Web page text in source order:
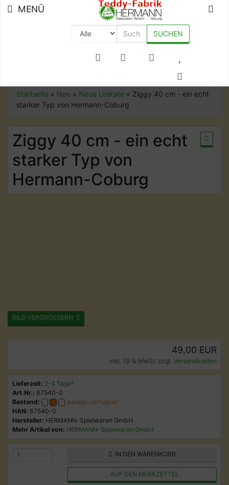
+49 (0) 9561-8590-0
MENÜ
SUCHEN
Startseite » Neu » Neue Unikate » Ziggy 40 cm - ein echt
starker Typ von Hermann-Coburg
Ziggy 40 cm - ein echt
starker Typ von
Hermann-Coburg
BILD VERGRÖSSERN
49,00 EUR
inkl. 19 % MwSt. zzgl. Versandkosten
Lieferzeit: 2-4 Tage*
Art.Nr.: 67540-0
Bestand:
wenige verfügbar
HAN: 67540-0
Hersteller: HERMANN-Spielwaren GmbH
Mehr Artikel von: HERMANN-Spielwaren GmbH
IN DEN WARENKORB
AUF DEN MERKZETTEL